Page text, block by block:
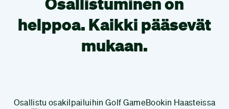
helppoa. Kaikki pääsevät
mukaan.
Osallistu osakilpailuihin Golf GameBookin Haasteissa